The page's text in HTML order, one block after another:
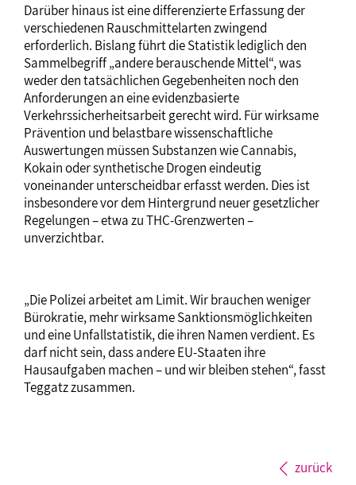
Darüber hinaus ist eine differenzierte Erfassung der
verschiedenen Rauschmittelarten zwingend
erforderlich. Bislang führt die Statistik lediglich den
Sammelbegriff „andere berauschende Mittel“, was
weder den tatsächlichen Gegebenheiten noch den
Anforderungen an eine evidenzbasierte
Verkehrssicherheitsarbeit gerecht wird. Für wirksame
Prävention und belastbare wissenschaftliche
Auswertungen müssen Substanzen wie Cannabis,
Kokain oder synthetische Drogen eindeutig
voneinander unterscheidbar erfasst werden. Dies ist
insbesondere vor dem Hintergrund neuer gesetzlicher
Regelungen – etwa zu THC-Grenzwerten –
unverzichtbar.
„Die Polizei arbeitet am Limit. Wir brauchen weniger
Bürokratie, mehr wirksame Sanktionsmöglichkeiten
und eine Unfallstatistik, die ihren Namen verdient. Es
darf nicht sein, dass andere EU-Staaten ihre
Hausaufgaben machen – und wir bleiben stehen“, fasst
Teggatz zusammen.
zurück